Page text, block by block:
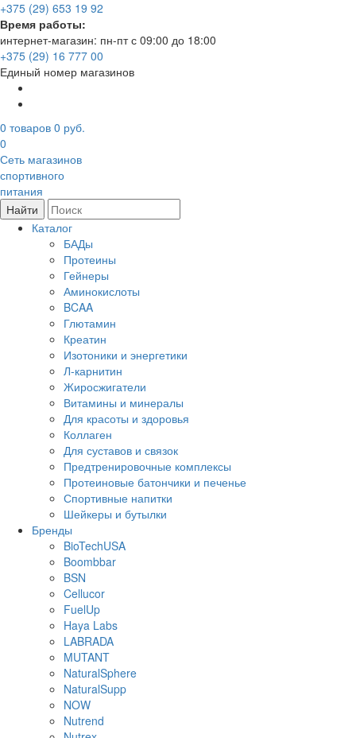
+375 (29) 653 19 92
Время работы:
интернет-магазин: пн-пт с 09:00 до 18:00
+375 (29) 16 777 00
Единый номер магазинов
0 товаров 0 руб.
0
Сеть магазинов
спортивного
питания
Найти
Каталог
БАДы
Протеины
Гейнеры
Аминокислоты
BCAA
Глютамин
Креатин
Изотоники и энергетики
Л-карнитин
Жиросжигатели
Витамины и минералы
Для красоты и здоровья
Коллаген
Для суставов и связок
Предтренировочные комплексы
Протеиновые батончики и печенье
Спортивные напитки
Шейкеры и бутылки
Бренды
BioTechUSA
Boombbar
BSN
Cellucor
FuelUp
Haya Labs
LABRADA
MUTANT
NaturalSphere
NaturalSupp
NOW
Nutrend